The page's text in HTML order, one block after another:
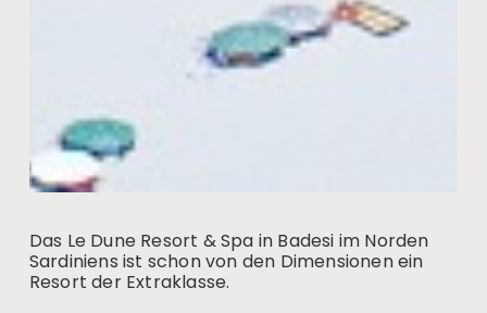
Das Le Dune Resort & Spa in Badesi im Norden
Sardiniens ist schon von den Dimensionen ein
Resort der Extraklasse.